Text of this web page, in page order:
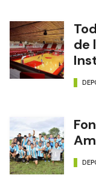
de